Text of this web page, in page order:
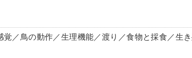
／鳥の動作／生理機能／渡り／食物と採食／生